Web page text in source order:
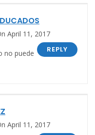
April 11, 2017
REPLY
no puede
April 11, 2017